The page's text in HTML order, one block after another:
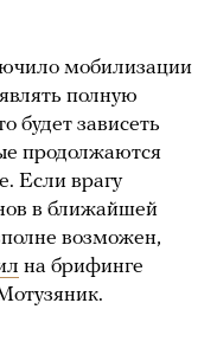
мобилизации
полную
будет зависеть
продолжаются
Если врагу
в ближайшей
возможен,
на брифинге